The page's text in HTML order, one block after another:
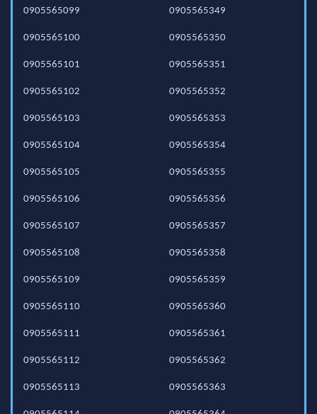
0905565099
0905565100
0905565101
0905565102
0905565103
0905565104
0905565105
0905565106
0905565107
0905565108
0905565109
0905565110
0905565111
0905565112
0905565113
0905565349
0905565350
0905565351
0905565352
0905565353
0905565354
0905565355
0905565356
0905565357
0905565358
0905565359
0905565360
0905565361
0905565362
0905565363